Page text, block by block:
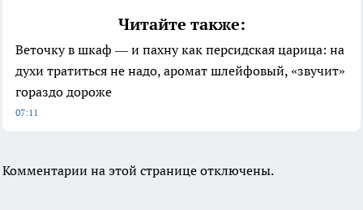
Читайте также:
Веточку в шкаф — и пахну как персидская царица: на
духи тратиться не надо, аромат шлейфовый, «звучит»
гораздо дороже
07:11
Комментарии на этой странице отключены.